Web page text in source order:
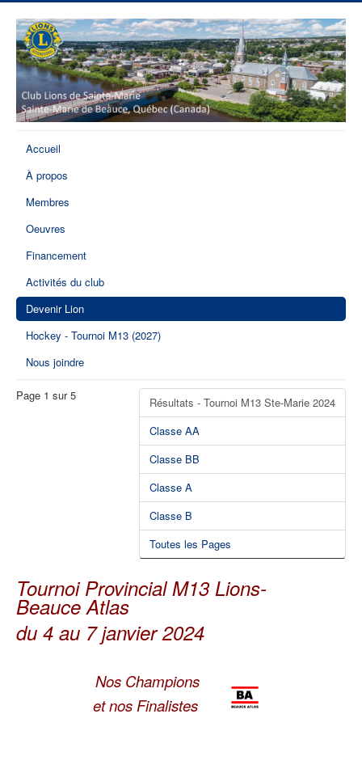
Accueil
À propos
Membres
Oeuvres
Financement
Activités du club
Devenir Lion
Hockey - Tournoi M13 (2027)
Nous joindre
Résultats - Tournoi M13 Ste-Marie 2024
Classe AA
Classe BB
Classe A
Classe B
Toutes les Pages
Page 1 sur 5
Tournoi Provincial M13 Lions-
Beauce Atlas
du 4 au 7 janvier 2024
Nos Champions
et nos Finalistes